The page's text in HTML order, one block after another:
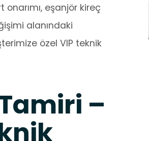
eşanjör kireç
alanındaki
özel VIP teknik
–